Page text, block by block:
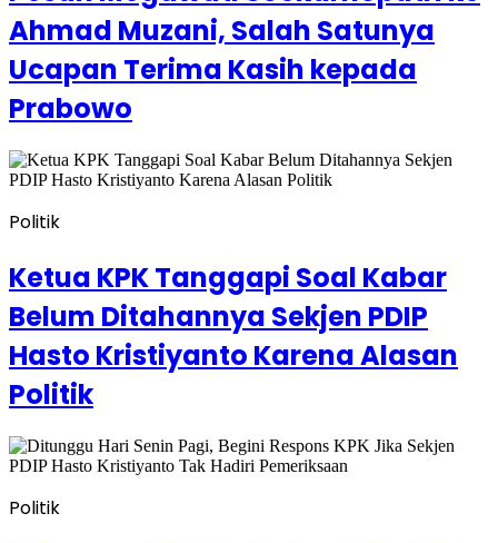
Ahmad Muzani, Salah Satunya
Ucapan Terima Kasih kepada
Prabowo
Politik
Ketua KPK Tanggapi Soal Kabar
Belum Ditahannya Sekjen PDIP
Hasto Kristiyanto Karena Alasan
Politik
Politik